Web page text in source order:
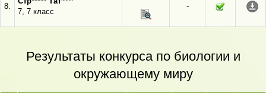
8.
7, 7 класс
-
Результаты конкурса по биологии и
окружающему миру